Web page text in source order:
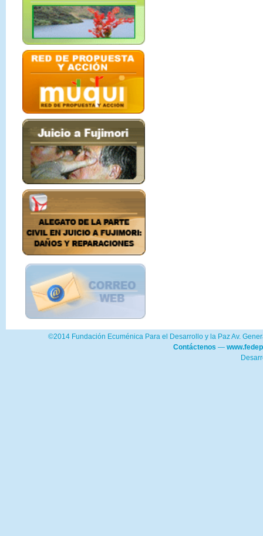
©2014 Fundación Ecuménica Para el Desarrollo y la Paz Av.
Contáctenos —